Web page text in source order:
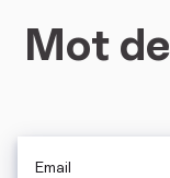
Mot
Email